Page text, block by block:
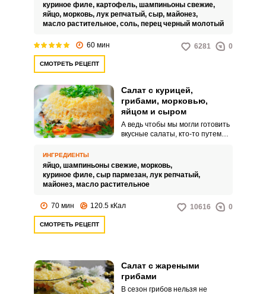
куриное филе, картофель, шампиньоны свежие,
яйцо, морковь, лук репчатый, сыр, майонез,
масло растительное, соль, перец черный молотый
60 мин 6281 0
СМОТРЕТЬ РЕЦЕПТ
Салат с курицей,
грибами, морковью,
яйцом и сыром
А ведь чтобы мы могли готовить
вкусные салаты, кто-то путем
вам самый удачный вариант
салата из курицы, грибов,
моркови, яйца и грецкого ореха.
ИНГРЕДИЕНТЫ
яйцо, шампиньоны свежие, морковь,
куриное филе, сыр пармезан, лук репчатый,
майонез, масло растительное
70 мин 120.5 кКал 10616 0
СМОТРЕТЬ РЕЦЕПТ
Салат с жареными
грибами
В сезон грибов нельзя не